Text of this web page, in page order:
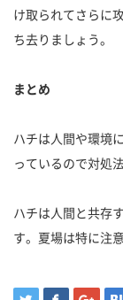
け取られてさらに
ち去りましょう。
まとめ
ハチは人間や環境
っているので対処
ハチは人間と共存
す。夏場は特に注